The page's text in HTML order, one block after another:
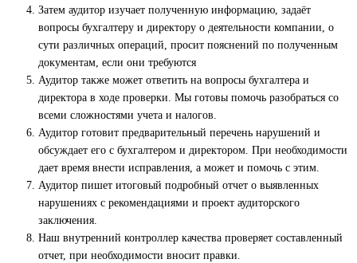
Затем аудитор изучает полученную информацию, задаёт
вопросы бухгалтеру и директору о деятельности компании, о
сути различных операций, просит пояснений по полученным
документам, если они требуются
Аудитор также может ответить на вопросы бухгалтера и
директора в ходе проверки. Мы готовы помочь разобраться со
всеми сложностями учета и налогов.
Аудитор готовит предварительный перечень нарушений и
обсуждает его с бухгалтером и директором. При необходимости
дает время внести исправления, а может и помочь с этим.
Аудитор пишет итоговый подробный отчет о выявленных
нарушениях с рекомендациями и проект аудиторского
заключения.
Наш внутренний контроллер качества проверяет составленный
отчет, при необходимости вносит правки.